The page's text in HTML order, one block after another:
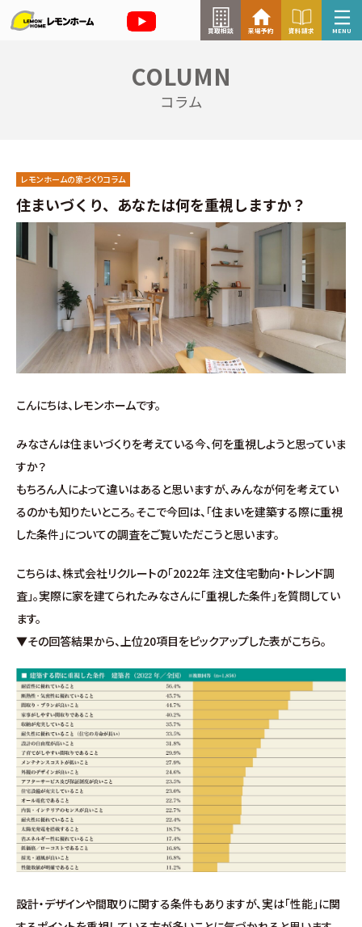
買取相談 来場予約 資料請求 MENU
来場予約はこちら
資料請求はこちら
イベント情報
お知らせ
コラム
施工事例
注文・規格住宅
∟性能 / 高気密・高断熱
∟性能 / 耐震・制震性能
∟保証・アフターフォロー
∟家づくりの流れ
∟自由設計・高性能住宅『AUCA』
∟自由設計・高断熱仕様住宅『MODERATE』
∟規格型・高性能住宅『Waffle』
COLUMN
コラム
レモンホームの家づくりコラム
住まいづくり、あなたは何を重視しますか？
こんにちは、レモンホームです。
みなさんは住まいづくりを考えている今、何を重視しようと思っていま
すか？
もちろん人によって違いはあると思いますが、みんなが何を考えてい
るのかも知りたいところ。そこで今回は、「住まいを建築する際に重視
した条件」についての調査をご覧いただこうと思います。
こちらは、株式会社リクルートの「2022年 注文住宅動向・トレンド調
査」。実際に家を建てられたみなさんに「重視した条件」を質問してい
ます。
▼その回答結果から、上位20項目をピックアップした表がこちら。
設計・デザインや間取りに関する条件もありますが、実は「性能」に関